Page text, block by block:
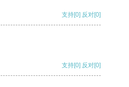
支持[0] 反对[0]
支持[0] 反对[0]